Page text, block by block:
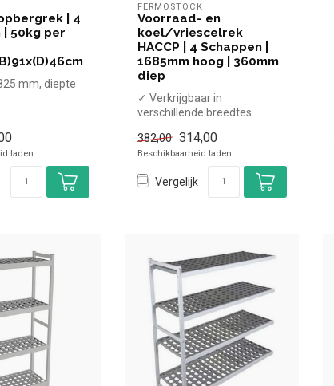
| 4
| 50kg per
mm, diepte
laden..
FERMOSTOCK
Voorraad- en
koel/vriescelrek
HACCP | 4 Schappen |
1685mm hoog | 360mm
diep
✓ Verkrijgbaar in
verschillende breedtes
360 mm
✓ 4 N...
382,00 314,00
Beschikbaarheid laden..
Vergelijk